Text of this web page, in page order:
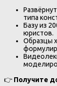
типа
Базу из
юристов.
Образцы
👉 Получите